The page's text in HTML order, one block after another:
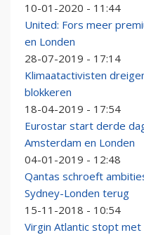
10-01-2020 - 11:44
United: Fors meer
en Londen
28-07-2019 - 17:14
Klimaatactivisten
blokkeren
18-04-2019 - 17:54
Eurostar start derde
Amsterdam en Londen
04-01-2019 - 12:48
Qantas schroeft
Sydney-Londen terug
15-11-2018 - 10:54
Virgin Atlantic stopt